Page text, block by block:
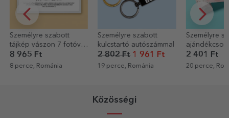
Személyre szabott
tájkép vászon 7 fotóval
és szöveggel - Család
8 965 Ft
8 perce, Románia
Személyre szabott
kulcstartó autószámmal
2 802 Ft1 961 Ft
19 perce, Románia
Személyre
papír 3
szöveggel -
2 401 Ft
20 perce,
Közösségi